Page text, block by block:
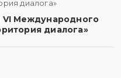
VI Международного
диалога»